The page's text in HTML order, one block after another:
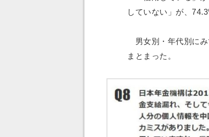
していない」が、
男女別・年代別にみ
まとまった。